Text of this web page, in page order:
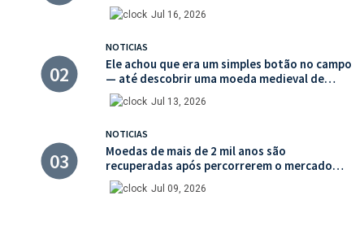
Jul 16, 2026
NOTICIAS
Ele achou que era um simples botão no campo
— até descobrir uma moeda medieval de
valor histórico incalculável
Jul 13, 2026
NOTICIAS
Moedas de mais de 2 mil anos são
recuperadas após percorrerem o mercado
ilegal de antiguidades
Jul 09, 2026